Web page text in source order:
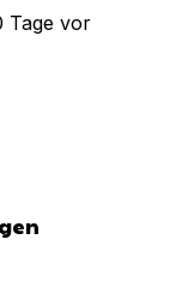
Tage vor